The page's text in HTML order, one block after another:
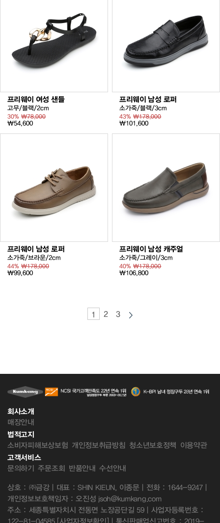
프리웨이 여성 샌들
고무/블랙/2cm
30% ₩78,000
₩54,600
프리웨이 남성 로퍼
소가죽/블랙/3cm
43%₩178,000
₩101,600
프리웨이 남성 로퍼
소가죽/브라운/2cm
44% ₩178,000
₩99,600
프리웨이 남성 캐주얼
소가죽/그레이/3cm
40%₩178,000
₩106,800
1 2 3
회사소개
매장안내
법적고지
소비자피해보상보험 개인정보취급방침 청소년보호정책 이용약관
고객서비스
문의하기 주문조회 반품안내 수선안내
상호 : ㈜금강 | 대표 : SHIN KIEUN, 이종문 | 전화 : 1644-9247 |
개인정보보호책임자 : 오진성 jsoh@kumkang.com
주소 : 세종특별자치시 전동면 노장공단길 59 | 사업자등록번호 :
122-81-04585 [사업자정보확인] | 통신판매업신고번호 : 2019-